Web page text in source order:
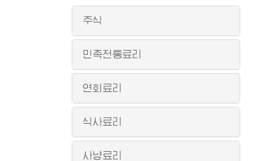
주식
민족전통료리
연회료리
식사료리
사냥료리